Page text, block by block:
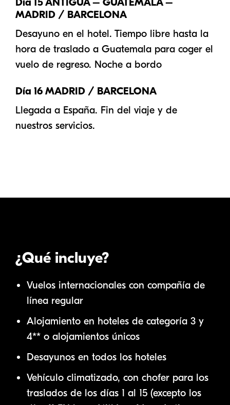
MADRID / BARCELONA
Desayuno en el hotel. Tiempo libre hasta la
hora de traslado a Guatemala para coger el
vuelo de regreso. Noche a bordo
Día 16 MADRID / BARCELONA
Llegada a España. Fin del viaje y de
nuestros servicios.
¿Qué incluye?
Vuelos internacionales con compañía de
línea regular
Alojamiento en hoteles de categoría 3 y
4** o alojamientos únicos
Desayunos en todos los hoteles
Vehículo climatizado, con chofer para los
traslados de los días 1 al 15 (excepto los